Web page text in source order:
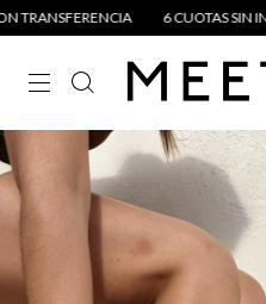
6 CUOTAS SIN INTERÉS